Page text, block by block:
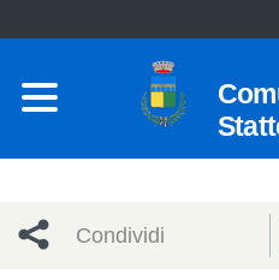
Condividi